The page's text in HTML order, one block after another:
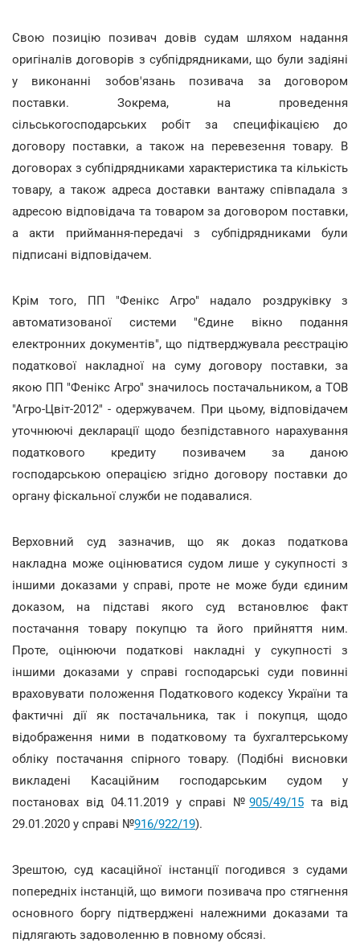
Свою позицію позивач довів судам шляхом надання
оригіналів договорів з субпідрядниками, що були задіяні
у виконанні зобов'язань позивача за договором
поставки. Зокрема, на проведення
сільськогосподарських робіт за специфікацією до
договору поставки, а також на перевезення товару. В
договорах з субпідрядниками характеристика та кількість
товару, а також адреса доставки вантажу співпадала з
адресою відповідача та товаром за договором поставки,
а акти приймання-передачі з субпідрядниками були
підписані відповідачем.
Крім того, ПП "Фенікс Агро" надало роздруківку з
автоматизованої системи "Єдине вікно подання
електронних документів", що підтверджувала реєстрацію
податкової накладної на суму договору поставки, за
якою ПП "Фенікс Агро" значилось постачальником, а ТОВ
"Агро-Цвіт-2012" - одержувачем. При цьому, відповідачем
уточнюючі декларації щодо безпідставного нарахування
податкового кредиту позивачем за даною
господарською операцією згідно договору поставки до
органу фіскальної служби не подавалися.
Верховний суд зазначив, що як доказ податкова
накладна може оцінюватися судом лише у сукупності з
іншими доказами у справі, проте не може буди єдиним
доказом, на підставі якого суд встановлює факт
постачання товару покупцю та його прийняття ним.
Проте, оцінюючи податкові накладні у сукупності з
іншими доказами у справі господарські суди повинні
враховувати положення Податкового кодексу України та
фактичні дії як постачальника, так і покупця, щодо
відображення ними в податковому та бухгалтерському
обліку постачання спірного товару. (Подібні висновки
викладені Касаційним господарським судом у
постановах від 04.11.2019 у справі № 905/49/15 та від
29.01.2020 у справі №916/922/19).
Зрештою, суд касаційної інстанції погодився з судами
попередніх інстанцій, що вимоги позивача про стягнення
основного боргу підтверджені належними доказами та
підлягають задоволенню в повному обсязі.